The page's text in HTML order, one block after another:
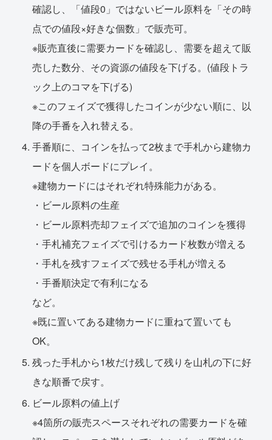
確認し、「値段0」ではないビール原料を「その時
点での値段×好きな個数」で販売可。
※販売直後に需要カードを確認し、需要を超えて販
売した数分、その資源の値段を下げる。(値段トラ
ック上のコマを下げる)
※このフェイズで獲得したコインが少ない順に、以
降の手番を入れ替える。
手番順に、コインを払って2枚まで手札から建物カ
ードを個人ボードにプレイ。
※建物カードにはそれぞれ特殊能力がある。
・ビール原料の生産
・ビール原料売却フェイズで追加のコインを獲得
・手札補充フェイズで引けるカード枚数が増える
・手札を残すフェイズで残せる手札が増える
・手番順決定で有利になる
など。
※既に置いてある建物カードに重ねて置いても
OK。
残った手札から1枚だけ残して残りを山札の下に好
きな順番で戻す。
ビール原料の値上げ
※4箇所の販売スペースそれぞれの需要カードを確